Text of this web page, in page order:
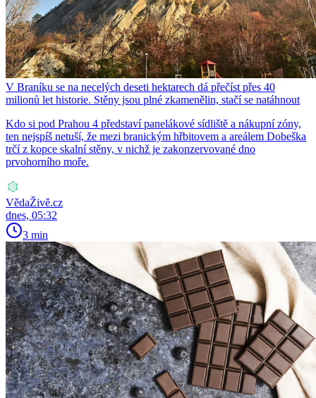
V Braníku se na necelých deseti hektarech dá přečíst přes 40
milionů let historie. Stěny jsou plné zkamenělin, stačí se natáhnout
Kdo si pod Prahou 4 představí panelákové sídliště a nákupní zóny,
ten nejspíš netuší, že mezi branickým hřbitovem a areálem Dobeška
trčí z kopce skalní stěny, v nichž je zakonzervované dno
prvohorního moře.
VědaŽivě.cz
dnes, 05:32
3 min